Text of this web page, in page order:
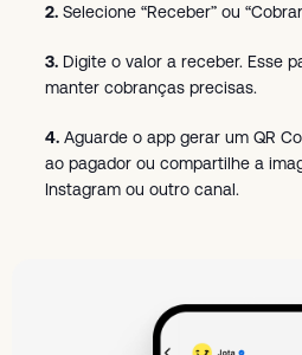
2. Selecione “Receber” ou
3. Digite o valor a receber. Esse
manter cobranças precisas.
4. Aguarde o app gerar um QR
ao pagador ou compartilhe a
Instagram ou outro canal.